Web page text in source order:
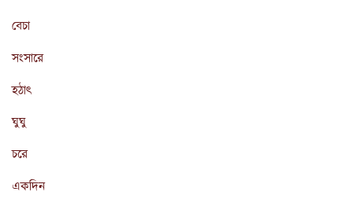
বেচা
সংসারে
হঠাৎ
ঘুঘু
চরে
একদিন